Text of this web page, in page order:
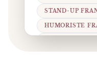
STAND-UP
HUMORISTE